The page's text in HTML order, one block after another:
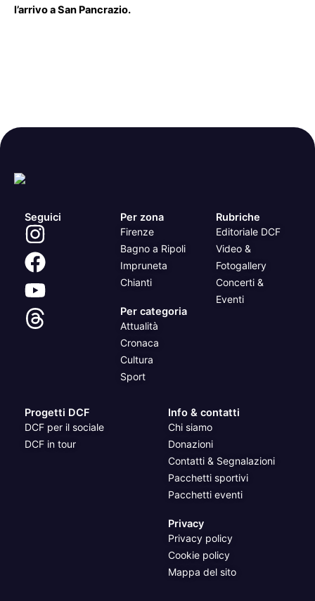
l’arrivo a San Pancrazio.
Seguici Per zona
Firenze
Bagno a Ripoli
Impruneta
Chianti
Per categoria
Attualità
Cronaca
Cultura
Sport
Rubriche
Editoriale DCF
Video &
Fotogallery
Concerti &
Eventi
Progetti DCF
DCF per il sociale
DCF in tour
Info & contatti
Chi siamo
Donazioni
Contatti & Segnalazioni
Pacchetti sportivi
Pacchetti eventi
Privacy
Privacy policy
Cookie policy
Mappa del sito